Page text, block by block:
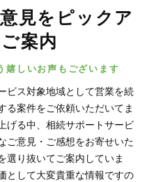
見をピックア
案内
嬉しいお声もございます
ビス対象地域として営業を続
る案件をご依頼いただいてま
げる中、相続サポートサービ
ご意見・ご感想をお寄せいた
選り抜いてご案内していま
として大変貴重な情報ですの